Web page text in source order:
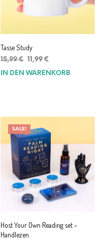
Tasse Study
15,99€ Ursprünglicher
Preis
11,99 €Aktueller
Preis
IN DEN WARENKORB
SALE!
Host Your Own Reading set –
Handlezen